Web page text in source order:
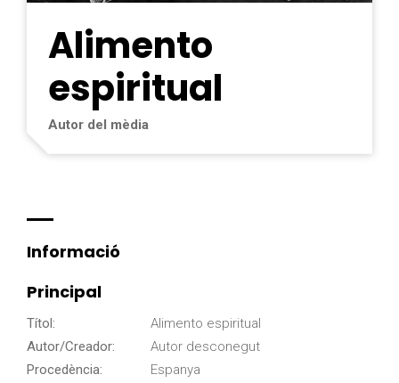
Alimento
espiritual
Autor del mèdia
Informació
Principal
Títol:
Alimento espiritual
Autor/Creador:
Autor desconegut
Procedència:
Espanya